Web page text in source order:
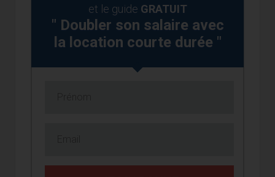
et le guide GRATUIT
" Doubler son salaire avec
la location courte durée "